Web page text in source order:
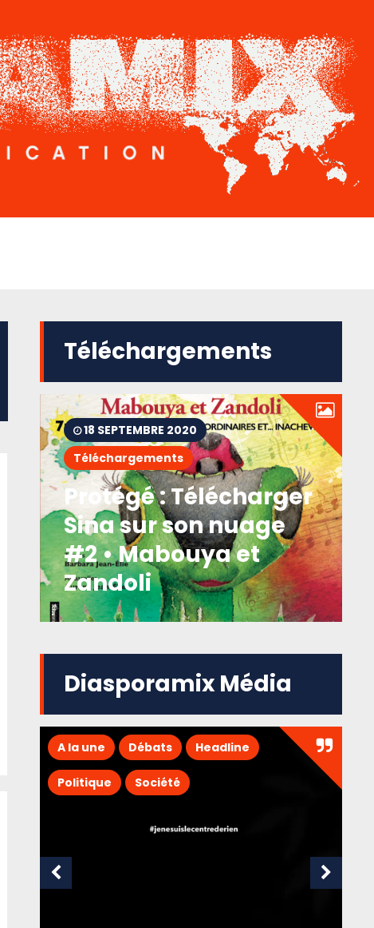
Téléchargements
18 SEPTEMBRE 2020
Téléchargements
Protégé : Télécharger
Sina sur son nuage
#2 • Mabouya et
Zandoli
Diasporamix Média
A la une Débats Headline
Politique Société